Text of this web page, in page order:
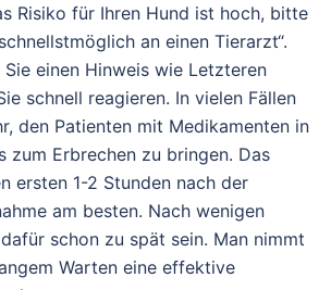
Risiko für Ihren Hund ist hoch, bitte
an einen Tierarzt“.
einen Hinweis wie Letzteren
schnell reagieren. In vielen Fällen
den Patienten mit Medikamenten in
zum Erbrechen zu bringen. Das
ersten 1-2 Stunden nach der
am besten. Nach wenigen
schon zu spät sein. Man nimmt
Warten eine effektive